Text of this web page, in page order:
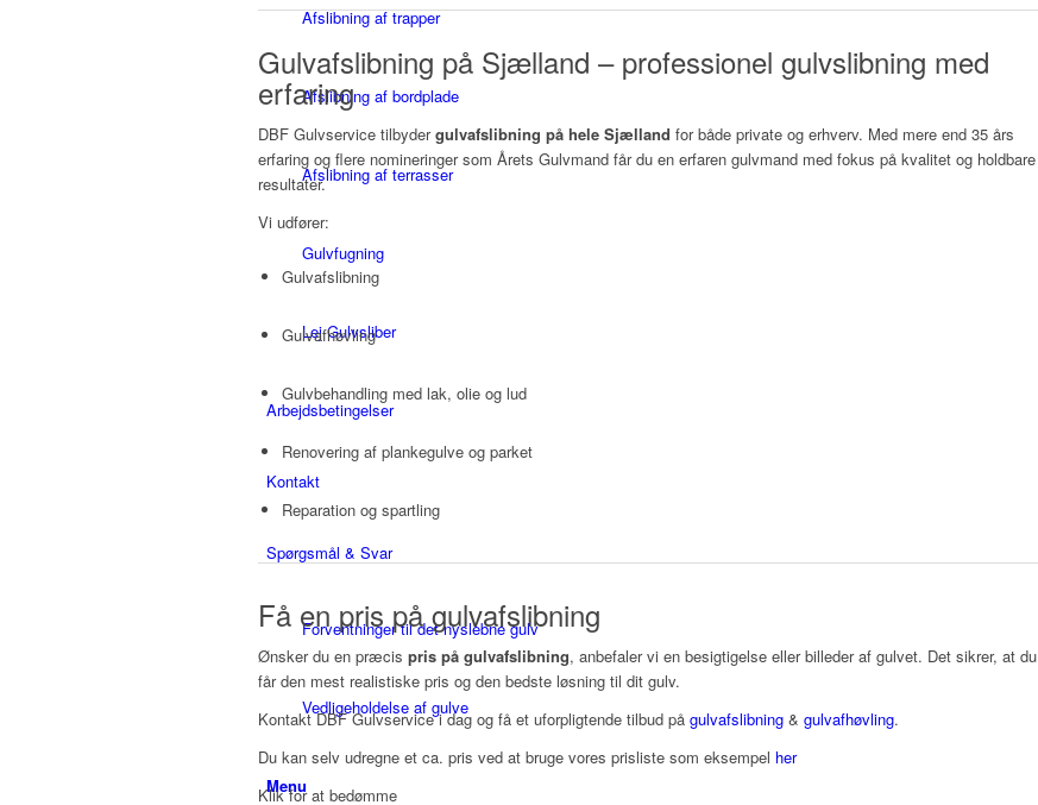
Afslibning af trapper
Afslibning af bordplade
Afslibning af terrasser
Gulvfugning
Lej Gulvsliber
Arbejdsbetingelser
Kontakt
Spørgsmål & Svar
Forventninger til det nyslebne gulv
Vedligeholdelse af gulve
Menu
Gulvafslibning på Sjælland – professionel gulvslibning med
erfaring
DBF Gulvservice tilbydergulvafslibning på hele Sjælland for både private og erhverv. Med mere end 35 års
erfaring og flere nomineringer som Årets Gulvmand får du en erfaren gulvmand med fokus på kvalitet og holdbare
resultater.
Vi udfører:
Gulvafslibning
Gulvafhøvling
Gulvbehandling med lak, olie og lud
Renovering af plankegulve og parket
Reparation og spartling
Få en pris på gulvafslibning
Ønsker du en præcis pris på gulvafslibning, anbefaler vi en besigtigelse eller billeder af gulvet. Det sikrer, at du
får den mest realistiske pris og den bedste løsning til dit gulv.
Kontakt DBF Gulvservice i dag og få et uforpligtende tilbud på gulvafslibning & gulvafhøvling.
Du kan selv udregne et ca. pris ved at bruge vores prisliste som eksempel her
Klik for at bedømme